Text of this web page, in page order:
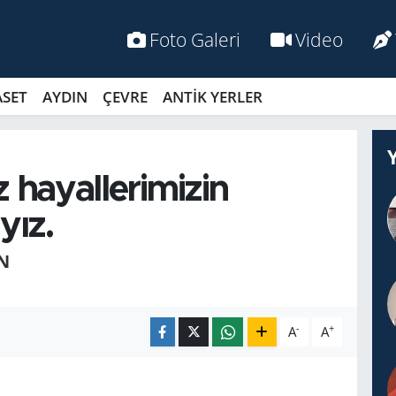
Foto Galeri Video
AYDIN ÇEVRE ANTİK YERLER
hayallerimizin
A- A+